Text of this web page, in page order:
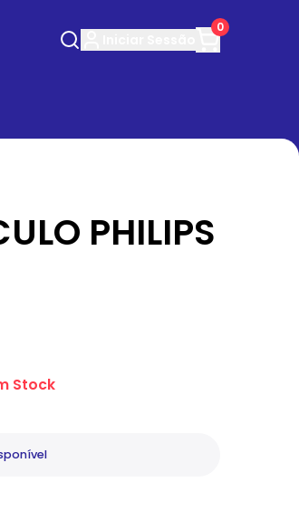
0
PHILIPS
Stock